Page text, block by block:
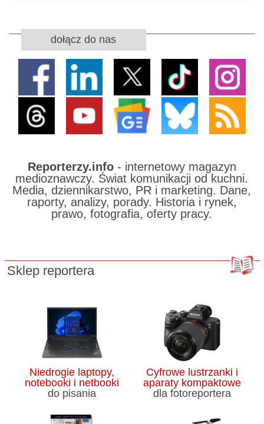
dołącz do nas
Reporterzy.info- internetowy magazyn
medioznawczy. Świat komunikacji od kuchni.
Media, dziennikarstwo, PR i marketing. Dane,
raporty, analizy, porady. Historia i rynek,
prawo, fotografia, oferty pracy.
Sklep reportera
Niedrogie laptopy,
notebooki i netbooki
do pisania
Cyfrowe lustrzanki i
aparaty kompaktowe
dla fotoreportera